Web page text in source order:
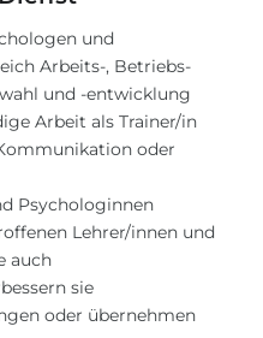
und
Arbeits-, Betriebs-
und -entwicklung
Arbeit als Trainer/in
oder
Psychologinnen
Lehrer/innen und
auch
sie
oder übernehmen